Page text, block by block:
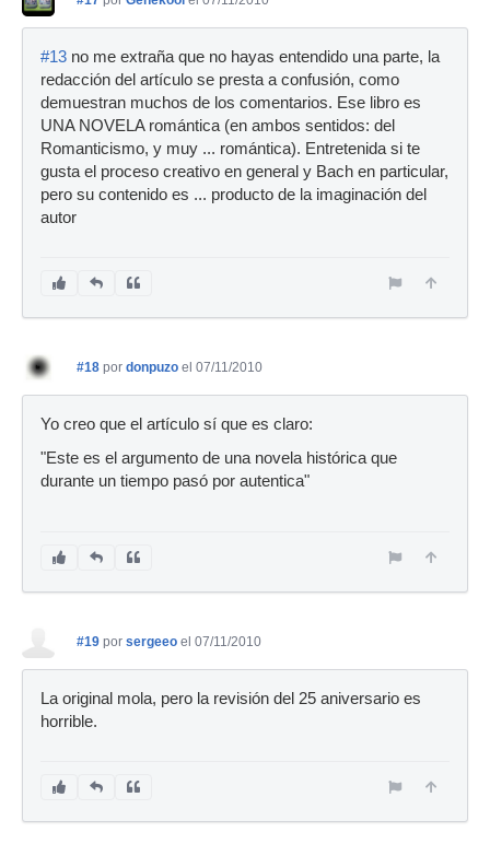
#13 no me extraña que no hayas entendido una parte, la
redacción del artículo se presta a confusión, como
demuestran muchos de los comentarios. Ese libro es
UNA NOVELA romántica (en ambos sentidos: del
Romanticismo, y muy ... romántica). Entretenida si te
gusta el proceso creativo en general y Bach en particular,
pero su contenido es ... producto de la imaginación del
autor
#18 por donpuzo el 07/11/2010
Yo creo que el artículo sí que es claro:
"Este es el argumento de una novela histórica que
durante un tiempo pasó por autentica"
#19 por sergeeo el 07/11/2010
La original mola, pero la revisión del 25 aniversario es
horrible.